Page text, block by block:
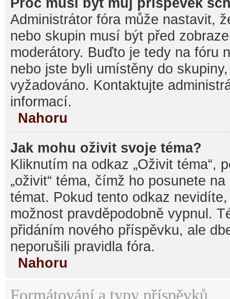
Administrátor fóra může nastavit,
nebo skupin musí být před
moderátory. Buďto je tedy na fóru
nebo jste byli umístěny do
vyžadováno. Kontaktujte
informací.
Nahoru
Jak mohu oživit svoje téma?
Kliknutím na odkaz „Oživit téma“,
„oživit“ téma, čímž ho posunete
témat. Pokud tento odkaz
možnost pravděpodobně vypnul.
přidáním nového příspěvku, ale
neporušili pravidla fóra.
Nahoru
Formátování a typy příspěvků